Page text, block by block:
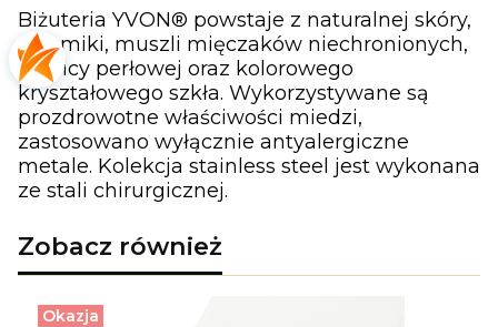
Biżuteria YVON® powstaje z naturalnej skóry,
ceramiki, muszli mięczaków niechronionych,
macicy perłowej oraz kolorowego
kryształowego szkła. Wykorzystywane są
prozdrowotne właściwości miedzi,
zastosowano wyłącznie antyalergiczne
metale. Kolekcja stainless steel jest wykonana
ze stali chirurgicznej.
Zobacz również
Okazja